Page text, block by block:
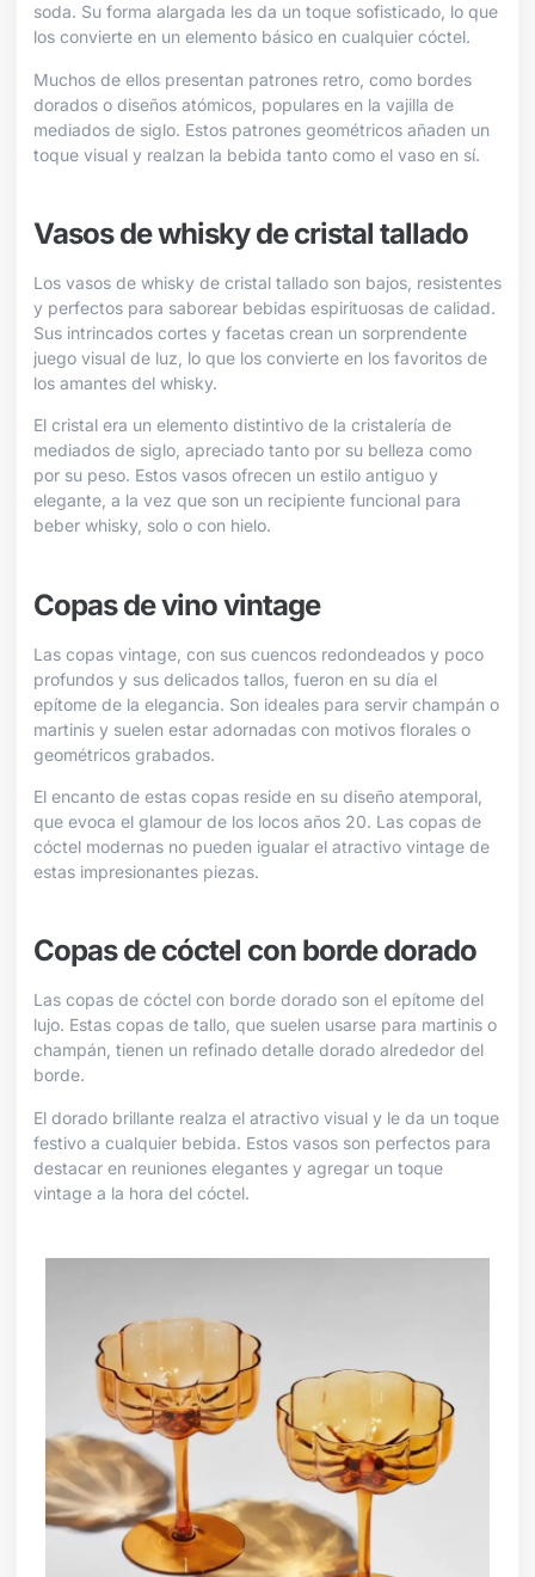
soda. Su forma alargada les da un toque sofisticado, lo que
los convierte en un elemento básico en cualquier cóctel.
Muchos de ellos presentan patrones retro, como bordes
dorados o diseños atómicos, populares en la vajilla de
mediados de siglo. Estos patrones geométricos añaden un
toque visual y realzan la bebida tanto como el vaso en sí.
Vasos de whisky de cristal tallado
Los vasos de whisky de cristal tallado son bajos, resistentes
y perfectos para saborear bebidas espirituosas de calidad.
Sus intrincados cortes y facetas crean un sorprendente
juego visual de luz, lo que los convierte en los favoritos de
los amantes del whisky.
El cristal era un elemento distintivo de la cristalería de
mediados de siglo, apreciado tanto por su belleza como
por su peso. Estos vasos ofrecen un estilo antiguo y
elegante, a la vez que son un recipiente funcional para
beber whisky, solo o con hielo.
Copas de vino vintage
Las copas vintage, con sus cuencos redondeados y poco
profundos y sus delicados tallos, fueron en su día el
epítome de la elegancia. Son ideales para servir champán o
martinis y suelen estar adornadas con motivos florales o
geométricos grabados.
El encanto de estas copas reside en su diseño atemporal,
que evoca el glamour de los locos años 20. Las copas de
cóctel modernas no pueden igualar el atractivo vintage de
estas impresionantes piezas.
Copas de cóctel con borde dorado
Las copas de cóctel con borde dorado son el epítome del
lujo. Estas copas de tallo, que suelen usarse para martinis o
champán, tienen un refinado detalle dorado alrededor del
borde.
El dorado brillante realza el atractivo visual y le da un toque
festivo a cualquier bebida. Estos vasos son perfectos para
destacar en reuniones elegantes y agregar un toque
vintage a la hora del cóctel.